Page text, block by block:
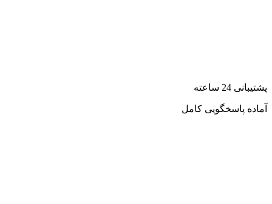
پشتیبانی 24 ساعته
آماده پاسخگویی کامل